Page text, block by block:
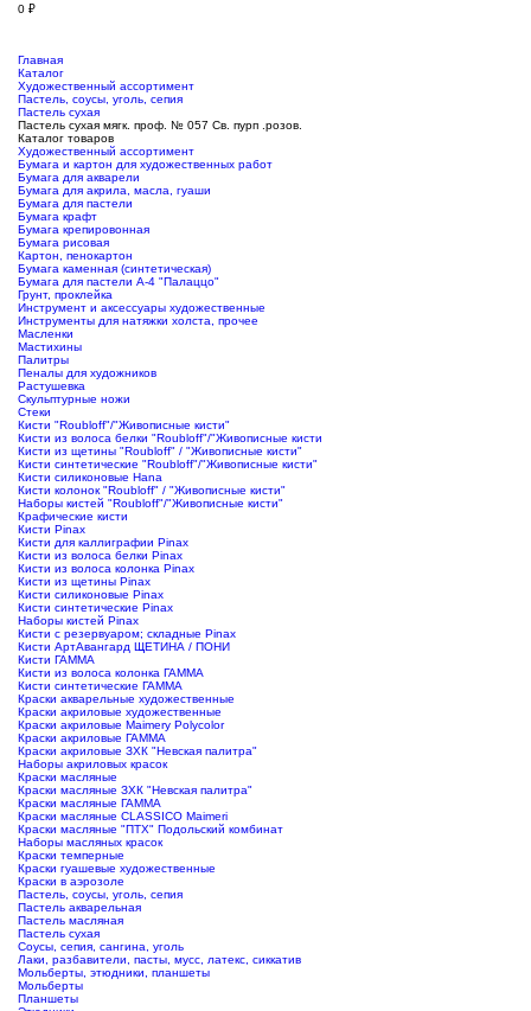
0 ₽
Главная
Каталог
Художественный ассортимент
Пастель, соусы, уголь, сепия
Пастель сухая
Пастель сухая мягк. проф. № 057 Св. пурп .розов.
Каталог товаров
Художественный ассортимент
Бумага и картон для художественных работ
Бумага для акварели
Бумага для акрила, масла, гуаши
Бумага для пастели
Бумага крафт
Бумага крепировонная
Бумага рисовая
Картон, пенокартон
Бумага каменная (синтетическая)
Бумага для пастели А-4 "Палаццо"
Грунт, проклейка
Инструмент и аксессуары художественные
Инструменты для натяжки холста, прочее
Масленки
Мастихины
Палитры
Пеналы для художников
Растушевка
Скульптурные ножи
Стеки
Кисти "Roubloff"/"Живописные кисти"
Кисти из волоса белки "Roubloff"/"Живописные кисти
Кисти из щетины "Roubloff" / "Живописные кисти"
Кисти синтетические "Roubloff"/"Живописные кисти"
Кисти силиконовые Hana
Кисти колонок "Roubloff" / "Живописные кисти"
Наборы кистей "Roubloff"/"Живописные кисти"
Крафические кисти
Кисти Pinax
Кисти для каллиграфии Pinax
Кисти из волоса белки Pinax
Кисти из волоса колонка Pinax
Кисти из щетины Pinax
Кисти силиконовые Pinax
Кисти синтетические Pinax
Наборы кистей Pinax
Кисти с резервуаром; складные Pinax
Кисти АртАвангард ЩЕТИНА / ПОНИ
Кисти ГАММА
Кисти из волоса колонка ГАММА
Кисти синтетические ГАММА
Краски акварельные художественные
Краски акриловые художественные
Краски акриловые Maimery Polycolor
Краски акриловые ГАММА
Краски акриловые ЗХК "Невская палитра"
Наборы акриловых красок
Краски масляные
Краски масляные ЗХК "Невская палитра"
Краски масляные ГАММА
Краски масляные CLASSICO Maimeri
Краски масляные "ПТХ" Подольский комбинат
Наборы масляных красок
Краски темперные
Краски гуашевые художественные
Краски в аэрозоле
Пастель, соусы, уголь, сепия
Пастель акварельная
Пастель масляная
Пастель сухая
Соусы, сепия, сангина, уголь
Лаки, разбавители, пасты, мусс, латекс, сиккатив
Мольберты, этюдники, планшеты
Мольберты
Планшеты